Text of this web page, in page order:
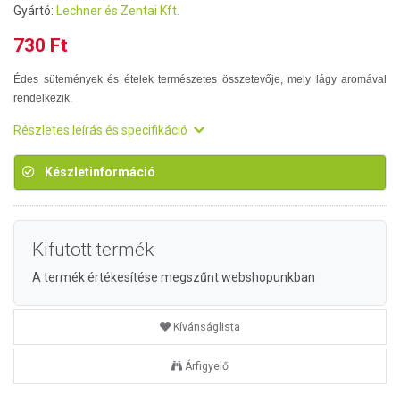
Gyártó: Lechner és Zentai Kft.
730 Ft
Édes sütemények és ételek természetes összetevője, mely lágy aromával
rendelkezik.
Részletes leírás és specifikáció
Készletinformáció
Kifutott termék
A termék értékesítése megszűnt webshopunkban
Kívánságlista
Árfigyelő